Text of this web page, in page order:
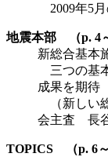
2009年5月
地震本部 （p. 4
新総合基本
三つの基
成果を期待
（新しい
会主査 長
TOPICS （p. 6～